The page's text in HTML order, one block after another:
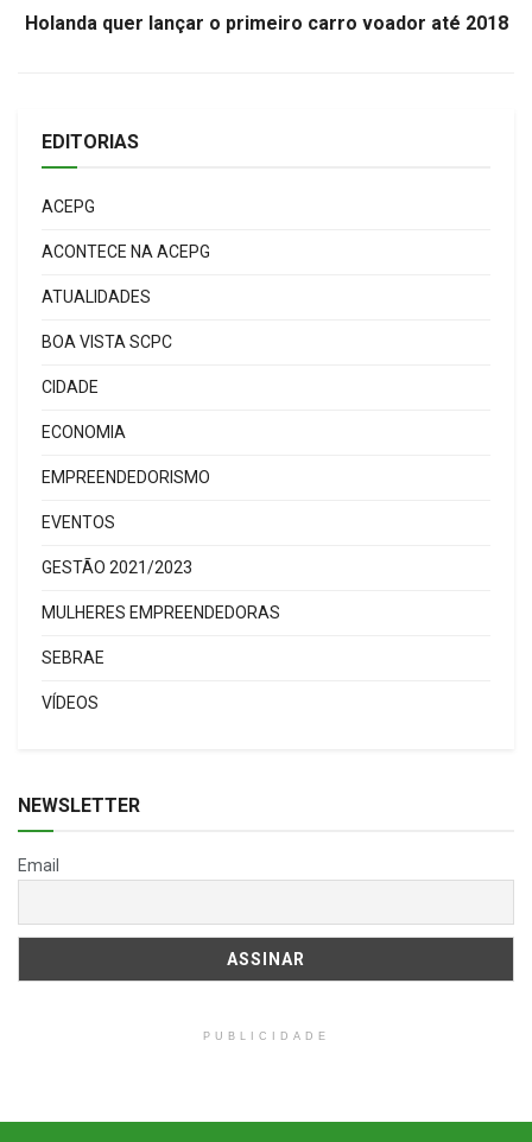
Holanda quer lançar o primeiro carro voador até 2018
EDITORIAS
ACEPG
ACONTECE NA ACEPG
ATUALIDADES
BOA VISTA SCPC
CIDADE
ECONOMIA
EMPREENDEDORISMO
EVENTOS
GESTÃO 2021/2023
MULHERES EMPREENDEDORAS
SEBRAE
VÍDEOS
NEWSLETTER
Email
PUBLICIDADE